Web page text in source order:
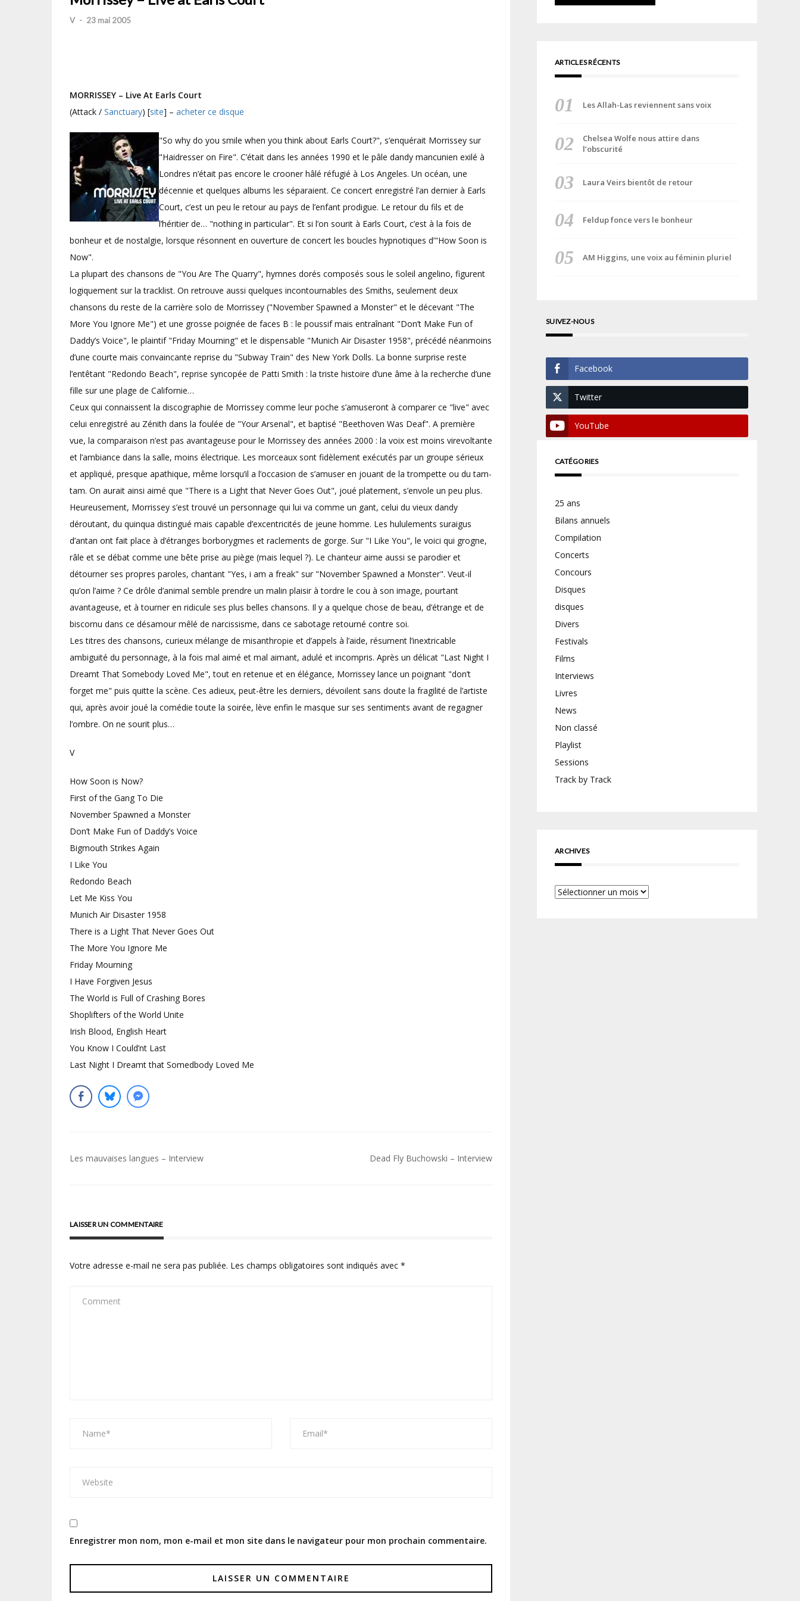
V - 23 mai 2005
MORRISSEY – Live At Earls Court
(Attack / Sanctuary) [site] – acheter ce disque
"So why do you smile when you think about Earls Court?", s’enquérait Morrissey sur
"Haidresser on Fire". C’était dans les années 1990 et le pâle dandy mancunien exilé à
Londres n’était pas encore le crooner hâlé réfugié à Los Angeles. Un océan, une
décennie et quelques albums les séparaient. Ce concert enregistré l’an dernier à Earls
Court, c’est un peu le retour au pays de l’enfant prodigue. Le retour du fils et de
l’héritier de… "nothing in particular". Et si l’on sourit à Earls Court, c’est à la fois de
bonheur et de nostalgie, lorsque résonnent en ouverture de concert les boucles hypnotiques d’"How Soon is
Now".
La plupart des chansons de "You Are The Quarry", hymnes dorés composés sous le soleil angelino, figurent
logiquement sur la tracklist. On retrouve aussi quelques incontournables des Smiths, seulement deux
chansons du reste de la carrière solo de Morrissey ("November Spawned a Monster" et le décevant "The
More You Ignore Me") et une grosse poignée de faces B : le poussif mais entraînant "Don’t Make Fun of
Daddy’s Voice", le plaintif "Friday Mourning" et le dispensable "Munich Air Disaster 1958", précédé néanmoins
d’une courte mais convaincante reprise du "Subway Train" des New York Dolls. La bonne surprise reste
l’entêtant "Redondo Beach", reprise syncopée de Patti Smith : la triste histoire d’une âme à la recherche d’une
fille sur une plage de Californie…
Ceux qui connaissent la discographie de Morrissey comme leur poche s’amuseront à comparer ce "live" avec
celui enregistré au Zénith dans la foulée de "Your Arsenal", et baptisé "Beethoven Was Deaf". A première
vue, la comparaison n’est pas avantageuse pour le Morrissey des années 2000 : la voix est moins virevoltante
et l’ambiance dans la salle, moins électrique. Les morceaux sont fidèlement exécutés par un groupe sérieux
et appliqué, presque apathique, même lorsqu’il a l’occasion de s’amuser en jouant de la trompette ou du tam-
tam. On aurait ainsi aimé que "There is a Light that Never Goes Out", joué platement, s’envole un peu plus.
Heureusement, Morrissey s’est trouvé un personnage qui lui va comme un gant, celui du vieux dandy
déroutant, du quinqua distingué mais capable d’excentricités de jeune homme. Les hululements suraigus
d’antan ont fait place à d’étranges borborygmes et raclements de gorge. Sur "I Like You", le voici qui grogne,
râle et se débat comme une bête prise au piège (mais lequel ?). Le chanteur aime aussi se parodier et
détourner ses propres paroles, chantant "Yes, i am a freak" sur "November Spawned a Monster". Veut-il
qu’on l’aime ? Ce drôle d’animal semble prendre un malin plaisir à tordre le cou à son image, pourtant
avantageuse, et à tourner en ridicule ses plus belles chansons. Il y a quelque chose de beau, d’étrange et de
biscornu dans ce désamour mêlé de narcissisme, dans ce sabotage retourné contre soi.
Les titres des chansons, curieux mélange de misanthropie et d’appels à l’aide, résument l’inextricable
ambiguité du personnage, à la fois mal aimé et mal aimant, adulé et incompris. Après un délicat "Last Night I
Dreamt That Somebody Loved Me", tout en retenue et en élégance, Morrissey lance un poignant "don’t
forget me" puis quitte la scène. Ces adieux, peut-être les derniers, dévoilent sans doute la fragilité de l’artiste
qui, après avoir joué la comédie toute la soirée, lève enfin le masque sur ses sentiments avant de regagner
l’ombre. On ne sourit plus…
V
How Soon is Now?
First of the Gang To Die
November Spawned a Monster
Don’t Make Fun of Daddy’s Voice
Bigmouth Strikes Again
I Like You
Redondo Beach
Let Me Kiss You
Munich Air Disaster 1958
There is a Light That Never Goes Out
The More You Ignore Me
Friday Mourning
I Have Forgiven Jesus
The World is Full of Crashing Bores
Shoplifters of the World Unite
Irish Blood, English Heart
You Know I Could’nt Last
Last Night I Dreamt that Somedbody Loved Me
Navigation
Les mauvaises langues – Interview Dead Fly Buchowski – Interview
LAISSER UN COMMENTAIRE
Votre adresse e-mail ne sera pas publiée. Les champs obligatoires sont indiqués avec *
Enregistrer mon nom, mon e-mail et mon site dans le navigateur pour mon prochain commentaire.
ARTICLES RÉCENTS
Les Allah-Las reviennent sans voix
Chelsea Wolfe nous attire dans
l’obscurité
Laura Veirs bientôt de retour
Feldup fonce vers le bonheur
AM Higgins, une voix au féminin pluriel
SUIVEZ-NOUS
Facebook
Twitter
YouTube
CATÉGORIES
25 ans
Bilans annuels
Compilation
Concerts
Concours
Disques
disques
Divers
Festivals
Films
Interviews
Livres
News
Non classé
Playlist
Sessions
Track by Track
ARCHIVES
Archives